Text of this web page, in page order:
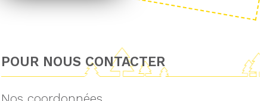
POUR NOUS CONTACTER